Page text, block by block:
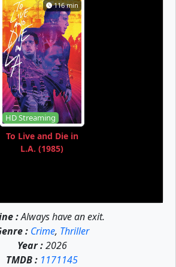
116 min
HD Streaming
To Live and Die in
L.A. (1985)
:Always have an exit.
: Crime, Thriller
Year :2026
TMDB : 1171145